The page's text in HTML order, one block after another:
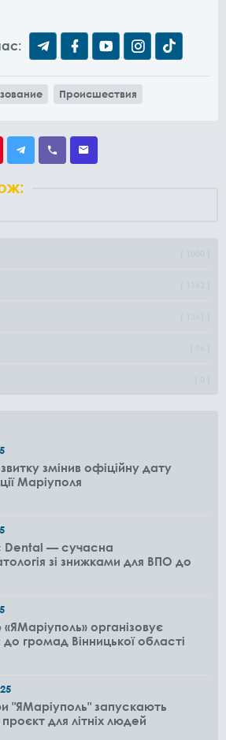
Происшествия
змінив офіційну дату
Маріуполя
Dental — сучасна
зі знижками для ВПО до
організовує
до громад Вінницької області
"ЯМаріуполь" запускають
для літніх людей